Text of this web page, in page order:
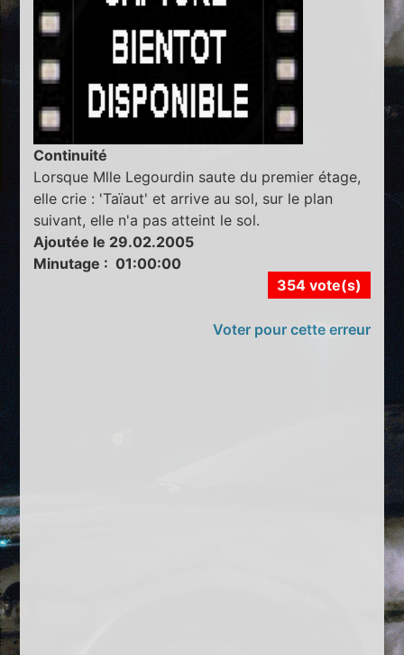
Continuité
Lorsque Mlle Legourdin saute du premier étage,
elle crie : 'Taïaut' et arrive au sol, sur le plan
suivant, elle n'a pas atteint le sol.
Ajoutée le 29.02.2005
Minutage : 01:00:00
354 vote(s)
Voter pour cette erreur